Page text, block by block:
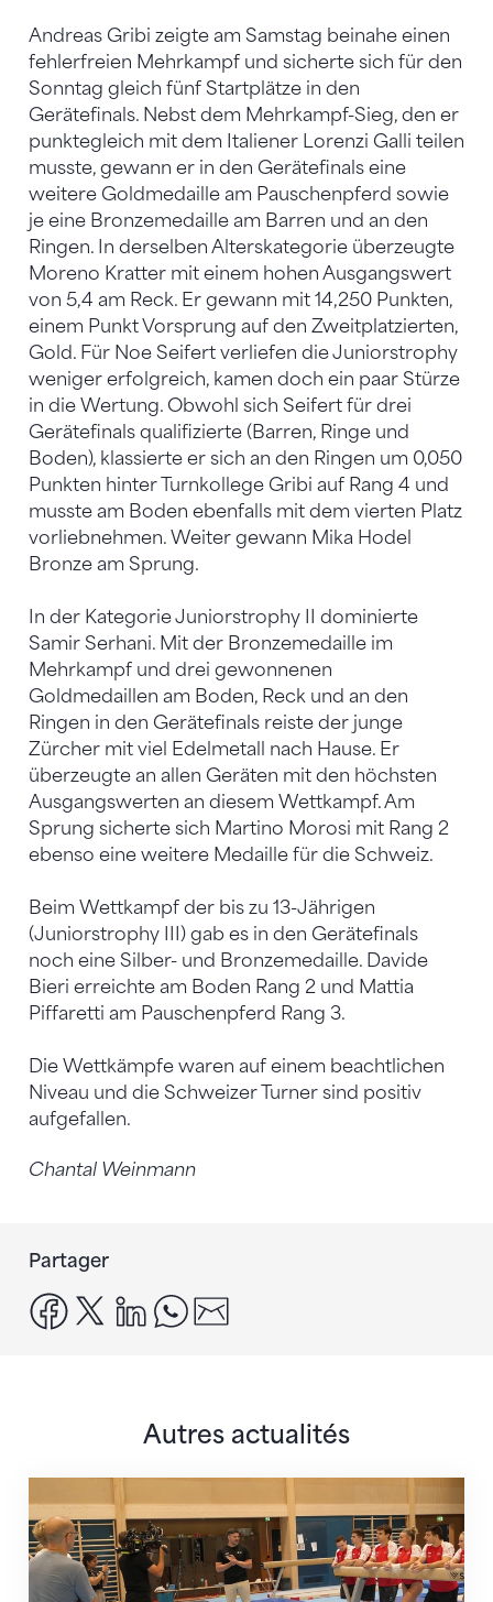
Andreas Gribi zeigte am Samstag beinahe einen
fehlerfreien Mehrkampf und sicherte sich für den
Sonntag gleich fünf Startplätze in den
Gerätefinals. Nebst dem Mehrkampf-Sieg, den er
punktegleich mit dem Italiener Lorenzi Galli teilen
musste, gewann er in den Gerätefinals eine
weitere Goldmedaille am Pauschenpferd sowie
je eine Bronzemedaille am Barren und an den
Ringen. In derselben Alterskategorie überzeugte
Moreno Kratter mit einem hohen Ausgangswert
von 5,4 am Reck. Er gewann mit 14,250 Punkten,
einem Punkt Vorsprung auf den Zweitplatzierten,
Gold. Für Noe Seifert verliefen die Juniorstrophy
weniger erfolgreich, kamen doch ein paar Stürze
in die Wertung. Obwohl sich Seifert für drei
Gerätefinals qualifizierte (Barren, Ringe und
Boden), klassierte er sich an den Ringen um 0,050
Punkten hinter Turnkollege Gribi auf Rang 4 und
musste am Boden ebenfalls mit dem vierten Platz
vorliebnehmen. Weiter gewann Mika Hodel
Bronze am Sprung.
In der Kategorie Juniorstrophy II dominierte
Samir Serhani. Mit der Bronzemedaille im
Mehrkampf und drei gewonnenen
Goldmedaillen am Boden, Reck und an den
Ringen in den Gerätefinals reiste der junge
Zürcher mit viel Edelmetall nach Hause. Er
überzeugte an allen Geräten mit den höchsten
Ausgangswerten an diesem Wettkampf. Am
Sprung sicherte sich Martino Morosi mit Rang 2
ebenso eine weitere Medaille für die Schweiz.
Beim Wettkampf der bis zu 13-Jährigen
(Juniorstrophy III) gab es in den Gerätefinals
noch eine Silber- und Bronzemedaille. Davide
Bieri erreichte am Boden Rang 2 und Mattia
Piffaretti am Pauschenpferd Rang 3.
Die Wettkämpfe waren auf einem beachtlichen
Niveau und die Schweizer Turner sind positiv
aufgefallen.
Chantal Weinmann
Partager
facebook
x linkedinwhatsapp
Autres actualités
En route pour Zagreb avec des objectifs clairs